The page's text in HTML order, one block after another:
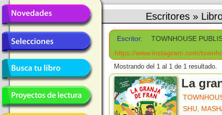
Escritores »
Escritor:
TOWNHOUSE
https://www.instagram.com/
Mostrando del 1 al 1 de 1 resultado.
La
SHU,